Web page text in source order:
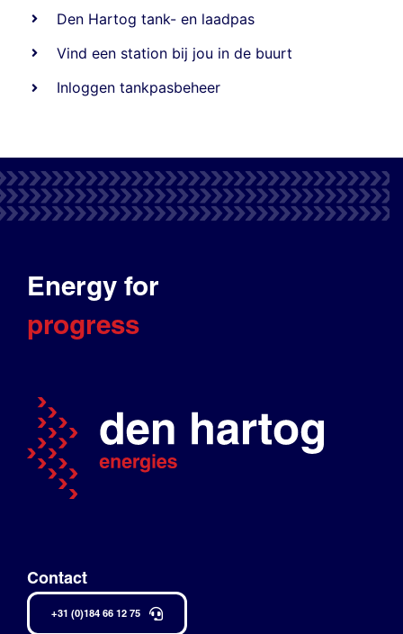
Den Hartog tank- en laadpas
Vind een station bij jou in de buurt
Inloggen tankpasbeheer
Energy for
progress
Contact
+31 (0)184 66 12 75